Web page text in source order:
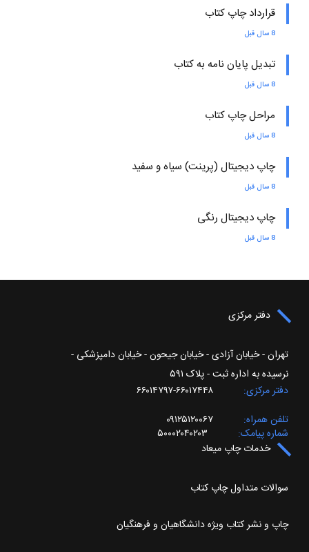
قرارداد چاپ کتاب
8 سال قبل
تبدیل پایان نامه به کتاب
8 سال قبل
مراحل چاپ کتاب
8 سال قبل
چاپ دیجیتال (پرینت) سیاه و سفید
8 سال قبل
چاپ دیجیتال رنگی
8 سال قبل
دفتر مرکزی
تهران - خیابان آزادی - خیابان جیحون - خیابان دامپزشکی -
نرسیده به اداره ثبت - پلاک ۵۹۱
دفتر مرکزی
۶۶۰۱۷۴۴۸-۶۶۰۱۴۷۹۷
تلفن همراه
۰۹۱۲۵۱۲۰۰۶۷
شماره پیامک
۵۰۰۰۲۰۴۰۲۰۳
خدمات چاپ میعاد
سوالات متداول چاپ کتاب
چاپ و نشر کتاب ویژه دانشگاهیان و فرهنگیان